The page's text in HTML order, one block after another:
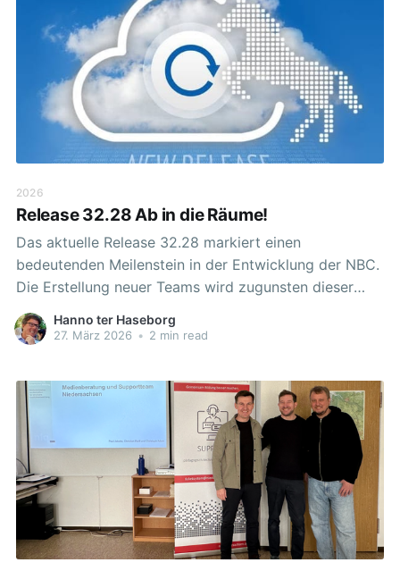
2026
Release 32.28 Ab in die Räume!
Das aktuelle Release 32.28 markiert einen
bedeutenden Meilenstein in der Entwicklung der NBC.
Die Erstellung neuer Teams wird zugunsten dieser
modernen Struktur eingestellt, um einen Schritt weiter
in Richtung einheitlicher Arbeitsstrukturen zu gehen. 🔒
in die
Hanno ter Haseborg
27. März 2026 • 2 min read